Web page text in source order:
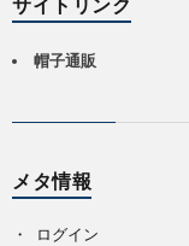
帽子通販
メタ情報
ログイン